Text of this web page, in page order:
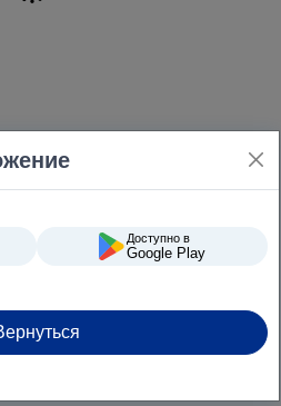
Доступно в
Google Play